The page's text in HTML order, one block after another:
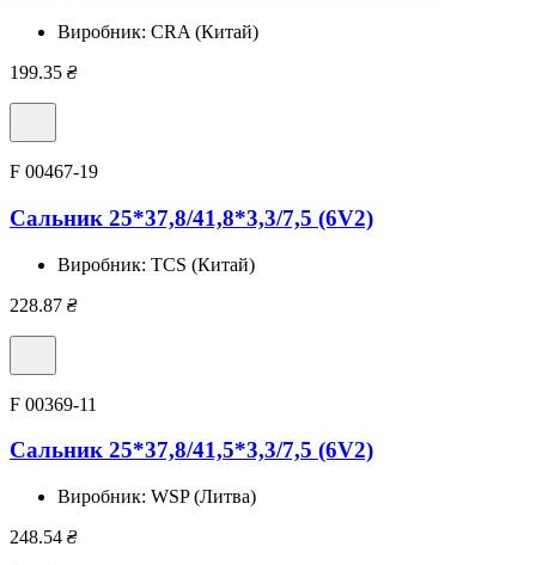
Виробник: CRA (Китай)
199.35 ₴
F 00467-19
Сальник 25*37,8/41,8*3,3/7,5 (6V2)
Виробник: TCS (Китай)
228.87 ₴
F 00369-11
Сальник 25*37,8/41,5*3,3/7,5 (6V2)
Виробник: WSP (Литва)
248.54 ₴